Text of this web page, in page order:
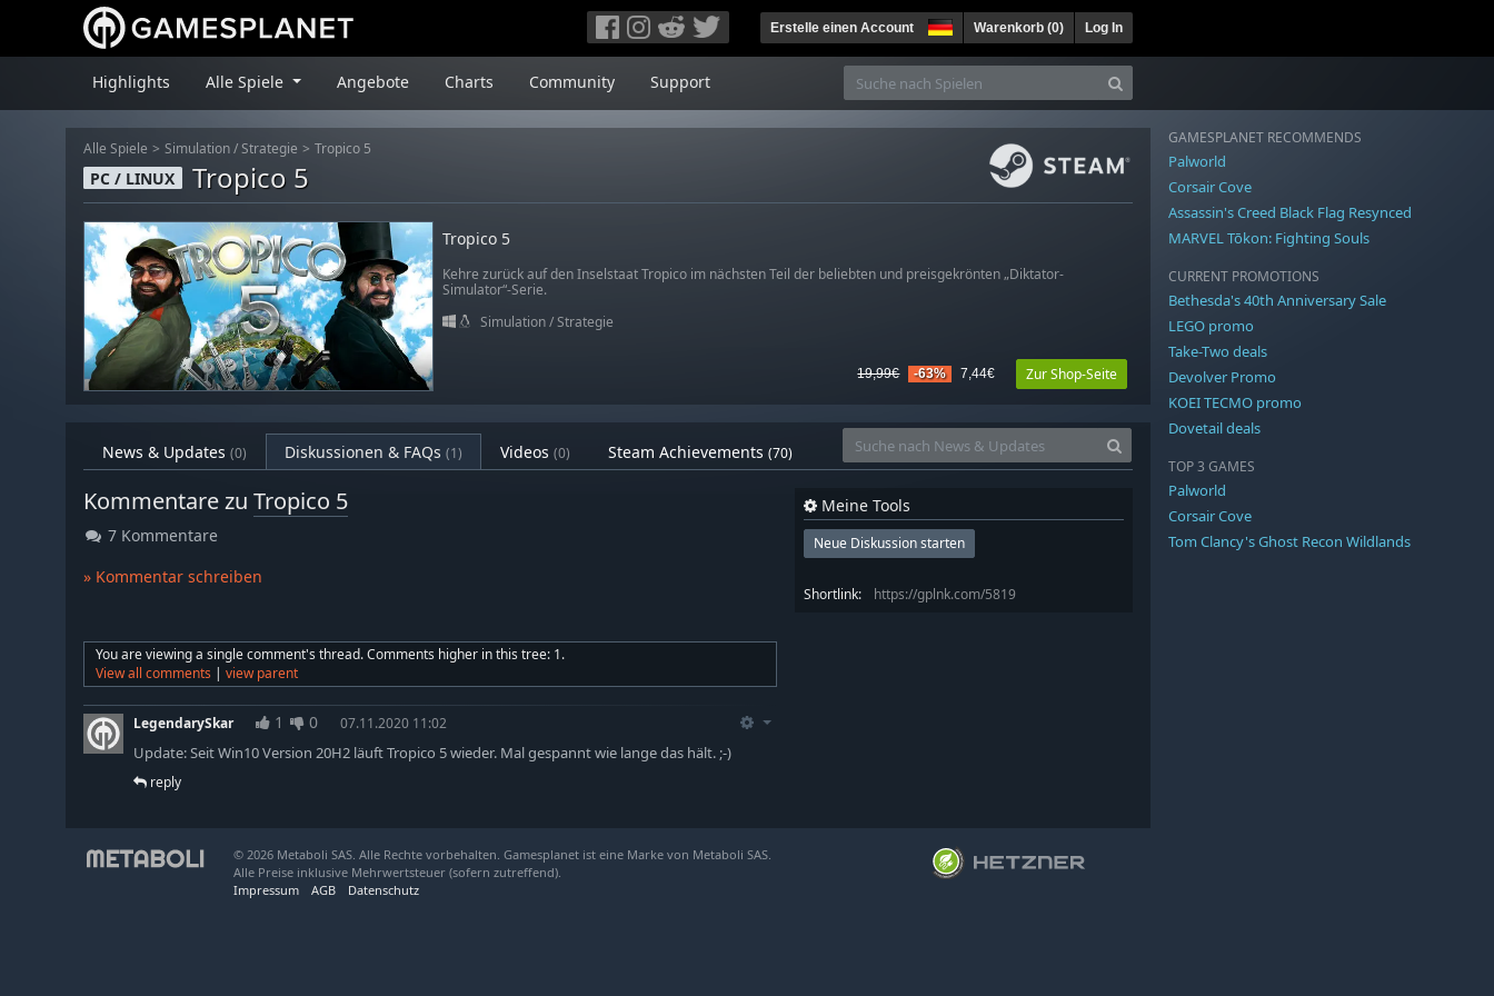
Erstelle einen Account Warenkorb (0) Log In
Highlights Alle Spiele Angebote Charts Community Support
Alle Spiele Simulation / Strategie Tropico 5
PC / LINUX Tropico 5
Tropico 5
Kehre zurück auf den Inselstaat Tropico im nächsten Teil der beliebten und preisgekrönten „Diktator-
Simulator“-Serie.
Simulation/ Strategie
19,99€ -63% 7,44€ Zur Shop-Seite
News & Updates (0) Diskussionen & FAQs (1) Videos (0) Steam Achievements (70)
Kommentare zu Tropico 5
7 Kommentare
» Kommentar schreiben
You are viewing a single comment's thread. Comments higher in this tree: 1.
View all comments | view parent
LegendarySkar 1 0 07.11.2020 11:02
Update: Seit Win10 Version 20H2 läuft Tropico 5 wieder. Mal gespannt wie lange das hält. ;-)
reply
Meine Tools
Neue Diskussion starten
Shortlink: https://gplnk.com/5819
GAMESPLANET RECOMMENDS
Palworld
Corsair Cove
Assassin's Creed Black Flag Resynced
MARVEL Tōkon: Fighting Souls
CURRENT PROMOTIONS
Bethesda's 40th Anniversary Sale
LEGO promo
Take-Two deals
Devolver Promo
KOEI TECMO promo
Dovetail deals
TOP 3 GAMES
Palworld
Corsair Cove
Tom Clancy's Ghost Recon Wildlands
© 2026 Metaboli SAS. Alle Rechte vorbehalten. Gamesplanet ist eine Marke von Metaboli SAS.
Alle Preise inklusive Mehrwertsteuer (sofern zutreffend).
Impressum
AGB Datenschutz